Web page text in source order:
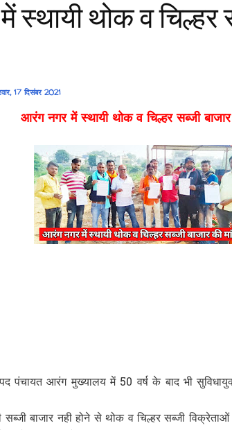
थोक व चिल्हर
17 दिसंबर 2021
आरंग नगर में स्थायी थोक व चिल्हर सब्जी
आरंग मुख्यालय में 50 वर्ष के बाद भी
हजार से अधिक
सब्जी बाजार नही होने से थोक व चिल्हर सब्जी